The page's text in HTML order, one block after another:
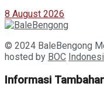
8 August 2026
© 2024 BaleBengong
hosted by BOC
Informasi